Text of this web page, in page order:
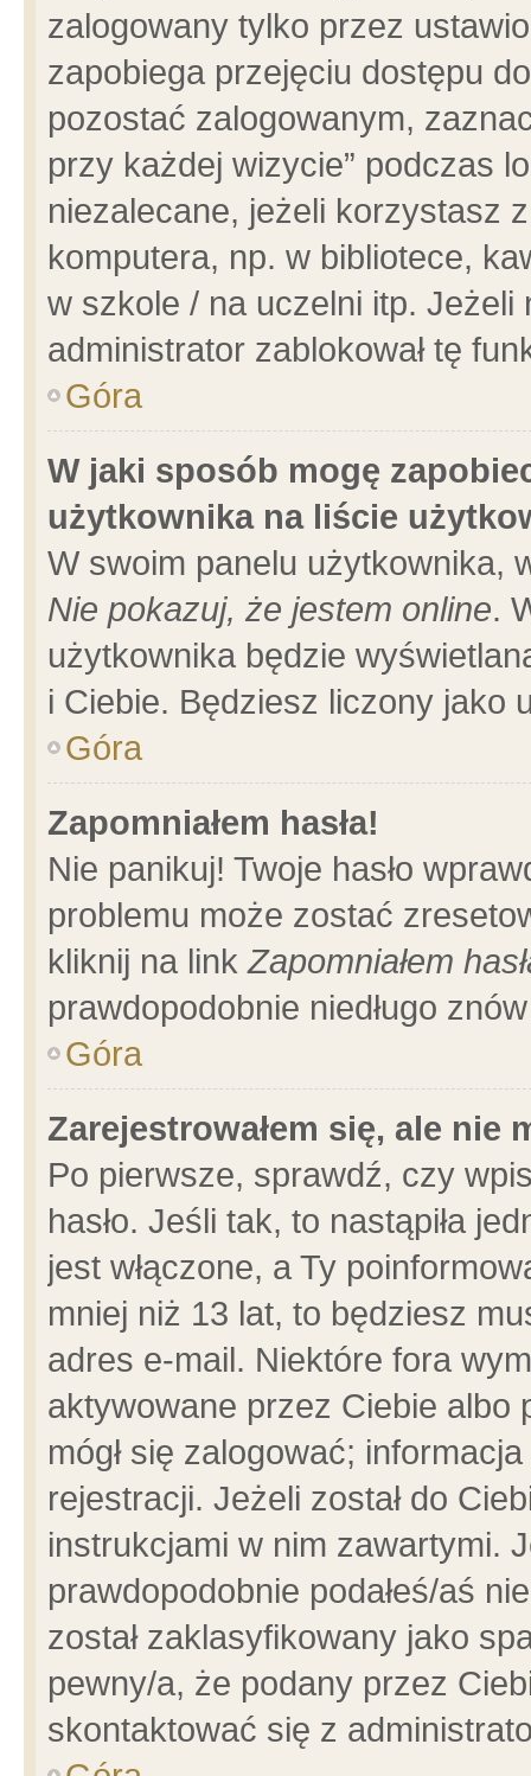
zalogowany tylko przez
zapobiega przejęciu dostępu
pozostać zalogowanym,
przy każdej wizycie” podczas
niezalecane, jeżeli korzystasz
komputera, np. w bibliotece,
w szkole / na uczelni itp.
administrator zablokował tę
Góra
W jaki sposób mogę
użytkownika na liście
W swoim panelu użytkownika,
Nie pokazuj, że jestem online.
użytkownika będzie
i Ciebie. Będziesz liczony jako
Góra
Zapomniałem hasła!
Nie panikuj! Twoje hasło
problemu może zostać
kliknij na linkZapomniałem
prawdopodobnie niedługo
Góra
Zarejestrowałem się, ale nie
Po pierwsze, sprawdź, czy
hasło. Jeśli tak, to nastąpiła
jest włączone, a Ty
mniej niż 13 lat, to będziesz
adres e-mail. Niektóre fora
aktywowane przez Ciebie albo
mógł się zalogować;
rejestracji. Jeżeli został do
instrukcjami w nim zawartymi.
prawdopodobnie podałeś/aś
został zaklasyfikowany jako
pewny/a, że podany przez
skontaktować się z